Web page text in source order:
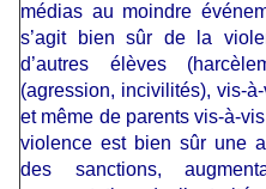
médias au moindre
s’agit bien sûr de la
d’autres élèves
(agression, incivilités), vis-
et même de parents vis-à-
violence est bien sûr une
des sanctions,